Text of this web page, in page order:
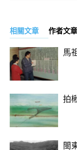
相關文章 作者文
馬
拍
閩